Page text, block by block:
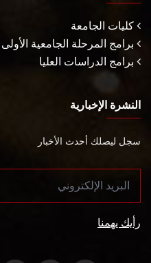
كليات الجامعة
برامج المرحلة الجامعية الأولى
برامج الدراسات العليا
النشرة الإخبارية
سجل ليصلك أحدث الأخبار
رأيك يهمنا